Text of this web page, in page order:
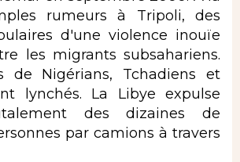
rumeurs à Tripoli, des
d'une violence inouïe
les migrants subsahariens.
de Nigérians, Tchadiens et
lynchés. La Libye expulse
des dizaines de
par camions à travers